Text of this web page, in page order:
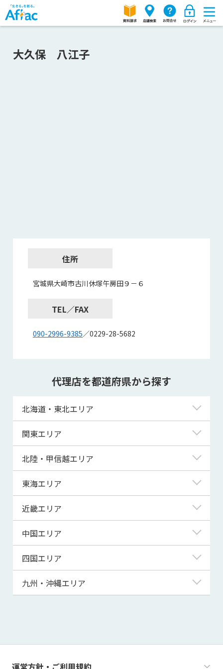
大久保 八江子
住所
宮城県大崎市古川休塚午房田９－６
TEL／FAX
090-2996-9385／0229-28-5682
代理店を都道府県から探す
北海道・東北エリア
北海道
青森県
宮城県
秋田県
山形県
関東エリア
東京都
神奈川県
埼玉県
千葉県
茨城県
群馬県
北陸・甲信越エリア
新潟県
富山県
福井県
山梨県
長野県
東海エリア
岐阜県
静岡県
三重県
近畿エリア
滋賀県
京都府
大阪府
兵庫県
和歌山県
中国エリア
鳥取県
島根県
山口県
四国エリア
徳島県
高知県
九州・沖縄エリア
運営方針・ご利用規約